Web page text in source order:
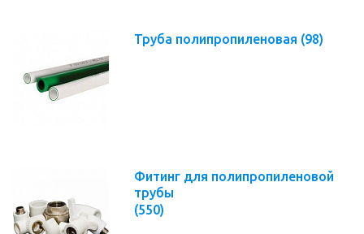
Труба полипропиленовая (98)
Фитинг для полипропиленовой
трубы
(550)